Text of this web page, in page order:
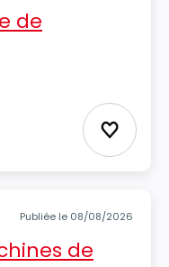
de
Ajouter
Publiée le 08/08/2026
de